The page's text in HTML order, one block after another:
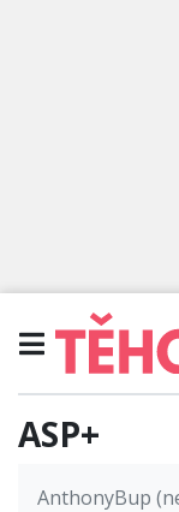
ASP+
AnthonyBup